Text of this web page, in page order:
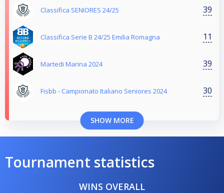
Classifica SENIORES 24/25 39
Classifica Serie B 24/25 Emilia Romagna 11
Martedi Marina 2024 39
Fisbb - Campionato Italiano Seniores 2024 30
SHOW MORE
Tournament statistics
WINS OVERALL